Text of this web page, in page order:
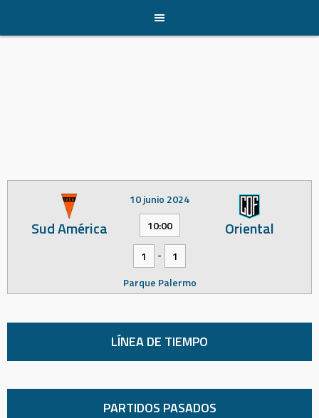
content
Sud América Oriental
10 junio 2024
10:00
1 -
1
Parque Palermo
LÍNEA DE TIEMPO
PARTIDOS PASADOS